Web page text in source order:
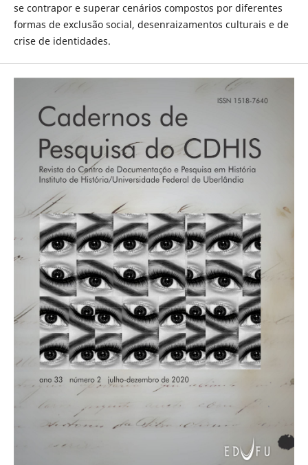
se contrapor e superar cenários compostos por diferentes
formas de exclusão social, desenraizamentos culturais e de
crise de identidades.